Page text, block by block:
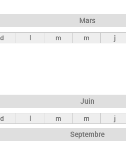
r
c
Mars
d l m m j
Juin
d l m m j
Septembre